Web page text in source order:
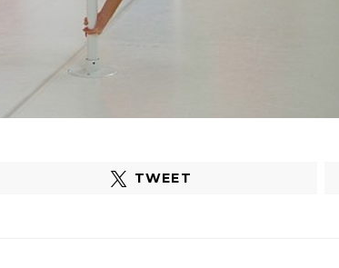
TWEET